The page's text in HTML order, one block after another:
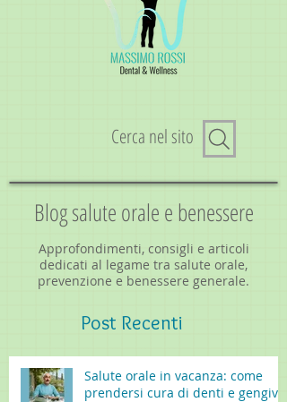
Cerca nel sito
Blog salute orale e benessere
Approfondimenti, consigli e articoli
dedicati al legame tra salute orale,
prevenzione e benessere generale.
Post Recenti
Salute orale in vacanza: come
prendersi cura di denti e gengive